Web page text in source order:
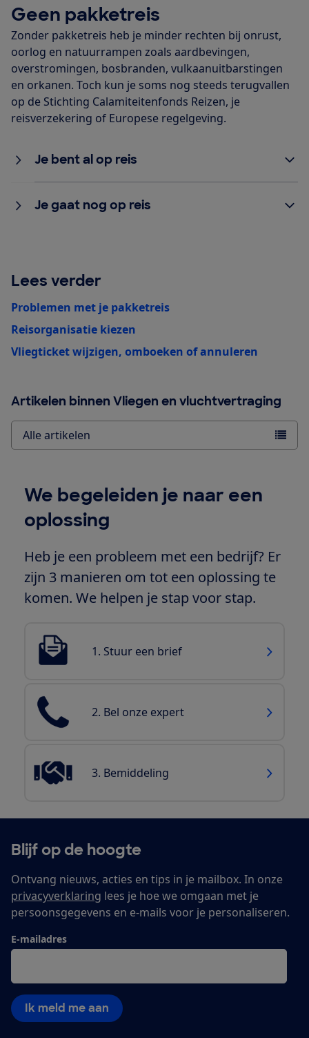
Geen pakketreis
Zonder pakketreis heb je minder rechten bij onrust,
oorlog en natuurrampen zoals aardbevingen,
overstromingen, bosbranden, vulkaanuitbarstingen
en orkanen. Toch kun je soms nog steeds terugvallen
op de Stichting Calamiteitenfonds Reizen, je
reisverzekering of Europese regelgeving.
Je bent al op reis
Je gaat nog op reis
Lees verder
Problemen met je pakketreis
Reisorganisatie kiezen
Vliegticket wijzigen, omboeken of annuleren
Artikelen binnen Vliegen en vluchtvertraging
Alle artikelen
We begeleiden je naar een
oplossing
Heb je een probleem met een bedrijf? Er
zijn 3 manieren om tot een oplossing te
komen. We helpen je stap voor stap.
1. Stuur een brief
2. Bel onze expert
3. Bemiddeling
Blijf op de hoogte
Ontvang nieuws, acties en tips in je mailbox. In onze
privacyverklaring lees je hoe we omgaan met je
persoonsgegevens en e-mails voor je personaliseren.
E-mailadres
Ik meld me aan